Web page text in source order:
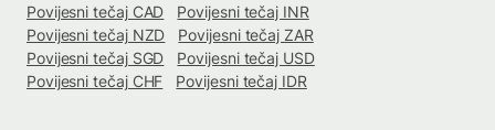
Povijesni tečaj CAD
Povijesni tečaj INR
Povijesni tečaj NZD
Povijesni tečaj ZAR
Povijesni tečaj SGD
Povijesni tečaj USD
Povijesni tečaj CHF
Povijesni tečaj IDR